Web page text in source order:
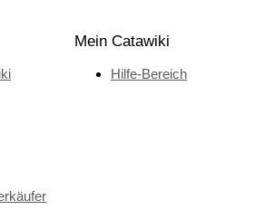
Mein Catawiki
Hilfe-Bereich